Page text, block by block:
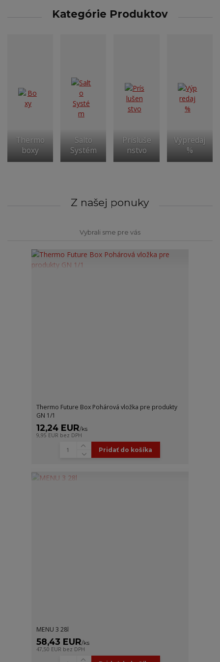
Kategórie Produktov
Thermo
boxy
Salto
Systém
Prísluše
nstvo
Výpredaj
%
Z našej ponuky
Vybrali sme pre vás
Thermo Future Box Pohárová vložka pre produkty
GN 1/1
12,24 EUR/ks
9,95 EUR bez DPH
Pridať do košíka
MENU 3 28l
58,43 EUR/ks
47,50 EUR bez DPH